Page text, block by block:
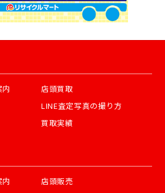
店頭買取
LINE査定写真の撮り方
買取実績
店頭販売